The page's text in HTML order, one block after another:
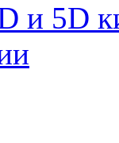
и 5D